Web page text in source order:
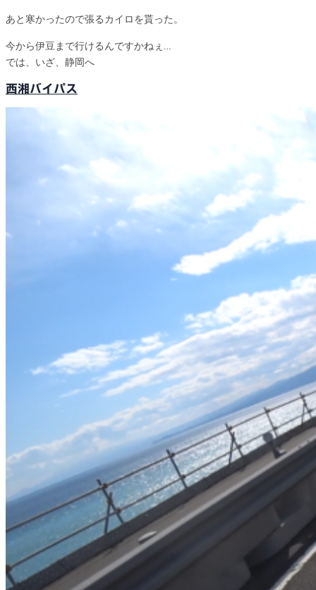
あと寒かったので張るカイロを貰った。
今から伊豆まで行けるんですかねぇ…
では、いざ、静岡へ
西湘バイパス